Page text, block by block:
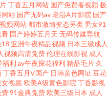
线 中文无码日韩欧 先锋资源无码av
利导航 91网站在线观看呢 九九国产
频 伊人在线香蕉久9 AV丁香七月美
97 91社区 国产91av在线观看 传媒
丁香五月网站 国产免费看视频 极
网站 国产无码av老湿A片影院 国产
频网站都市激情变态另类 男女91
看 国产婷婷五月天 无码传媒导航
亚洲午夜精品视频 日本三级成人
视频高清免费伦理在线影视 成人
福利 av午夜探花福利 精品毛片 久
丁香五月V国产 日韩黄色网址 豆花
视频 欧美A级黄色影院 丁香影视
费91金典免费欧美三级日本 成人